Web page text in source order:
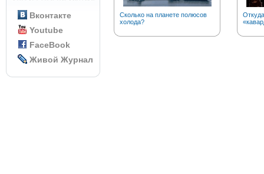
Вконтакте
Youtube
FaceBook
Живой Журнал
Сколько на планете полюсов
холода?